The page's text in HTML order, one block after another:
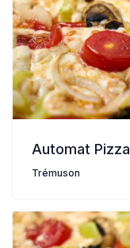
Automat Pizza
Trémuson